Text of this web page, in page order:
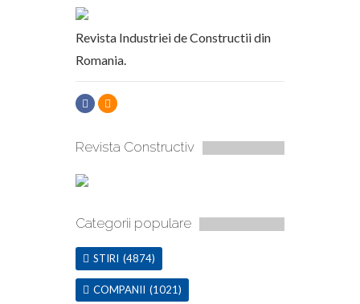
Revista Industriei de Constructii din
Romania.
Revista Constructiv
Categorii populare
STIRI (4874)
COMPANII (1021)